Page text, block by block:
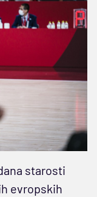
starosti
evropskih